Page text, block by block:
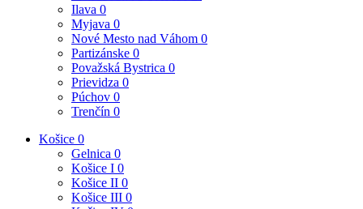
Ilava 0
Myjava 0
Nové Mesto nad Váhom 0
Partizánske 0
Považská Bystrica 0
Prievidza 0
Púchov 0
Trenčín 0
Košice 0
Gelnica 0
Košice I 0
Košice II 0
Košice III 0